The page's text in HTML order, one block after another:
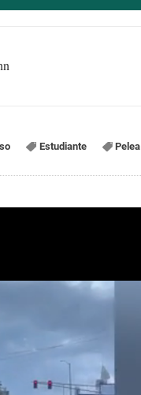
Estudiante Pelea